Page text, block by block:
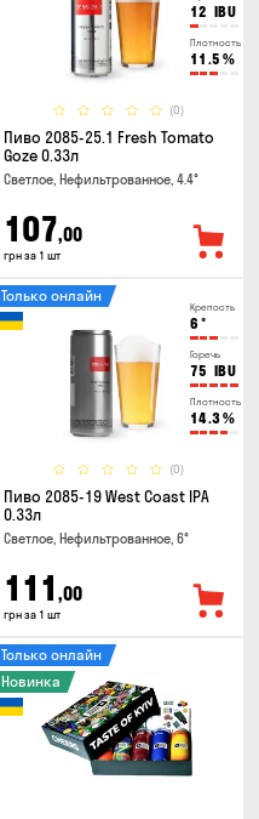
12 IBU
Плотность
11.5 %
(0)
Пиво 2085-25.1 Fresh Tomato
Goze 0.33л
Светлое, Нефильтрованное, 4.4°
107,00
грн за 1 шт
Крепость
6 °
Горечь
75 IBU
Плотность
14.3%
(0)
Только онлайн
Пиво 2085-19 West Coast IPA
0.33л
Светлое, Нефильтрованное, 6°
111 ,00
грн за 1 шт
Только онлайн
Новинка